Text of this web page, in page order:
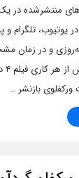
منتشر‌شده
یوتیوب، تلگرام و
و در زمان
بازنشر …